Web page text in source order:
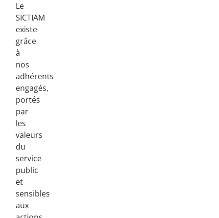
Le
SICTIAM
existe
grâce
à
nos
adhérents
engagés,
portés
par
les
valeurs
du
service
public
et
sensibles
aux